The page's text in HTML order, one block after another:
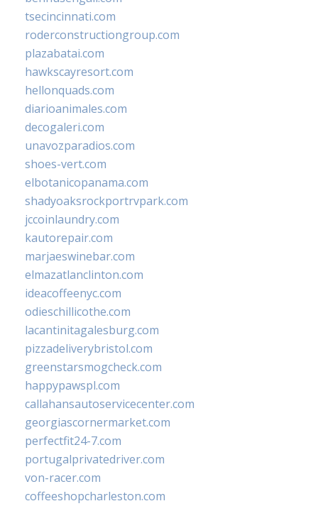
tsecincinnati.com
roderconstructiongroup.com
plazabatai.com
hawkscayresort.com
hellonquads.com
diarioanimales.com
decogaleri.com
unavozparadios.com
shoes-vert.com
elbotanicopanama.com
shadyoaksrockportrvpark.com
jccoinlaundry.com
kautorepair.com
marjaeswinebar.com
elmazatlanclinton.com
ideacoffeenyc.com
odieschillicothe.com
lacantinitagalesburg.com
pizzadeliverybristol.com
greenstarsmogcheck.com
happypawspl.com
callahansautoservicecenter.com
georgiascornermarket.com
perfectfit24-7.com
portugalprivatedriver.com
von-racer.com
coffeeshopcharleston.com